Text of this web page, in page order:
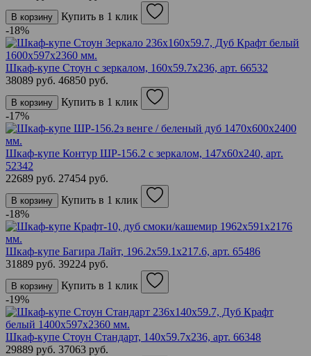
В корзину
Купить в 1 клик
-18%
Шкаф-купе Стоун с зеркалом, 160х59.7х236, арт. 66532
38089 руб. 46850 руб.
В корзину
Купить в 1 клик
-17%
Шкаф-купе Контур ШР-156.2 с зеркалом, 147х60х240, арт.
52342
22689 руб. 27454 руб.
В корзину
Купить в 1 клик
-18%
Шкаф-купе Багира Лайт, 196.2х59.1х217.6, арт. 65486
31889 руб. 39224 руб.
В корзину
Купить в 1 клик
-19%
Шкаф-купе Стоун Стандарт, 140х59.7х236, арт. 66348
29889 руб. 37063 руб.